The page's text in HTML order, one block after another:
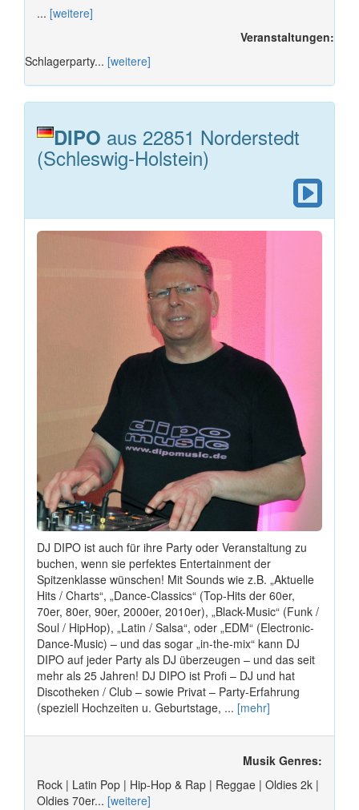
... [weitere]
Veranstaltungen:
Schlagerparty... [weitere]
DIPO aus 22851 Norderstedt
(Schleswig-Holstein)
DJ DIPO ist auch für ihre Party oder Veranstaltung zu
buchen, wenn sie perfektes Entertainment der
Spitzenklasse wünschen! Mit Sounds wie z.B. „Aktuelle
Hits / Charts“, „Dance-Classics“ (Top-Hits der 60er,
70er, 80er, 90er, 2000er, 2010er), „Black-Music“ (Funk /
Soul / HipHop), „Latin / Salsa“, oder „EDM“ (Electronic-
Dance-Music) – und das sogar „in-the-mix“ kann DJ
DIPO auf jeder Party als DJ überzeugen – und das seit
mehr als 25 Jahren! DJ DIPO ist Profi – DJ und hat
Discotheken / Club – sowie Privat – Party-Erfahrung
(speziell Hochzeiten u. Geburtstage, ... [mehr]
Musik Genres:
Rock | Latin Pop | Hip-Hop & Rap | Reggae | Oldies 2k |
Oldies 70er... [weitere]